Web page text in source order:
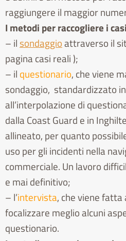
raggiungere il maggior
I metodi per raccogliere i
– il sondaggioattraverso il
pagina casi reali );
– il questionario, che viene
sondaggio, standardizzato
all’interpolazione di
dalla Coast Guard e in
allineato, per quanto
uso per gli incidenti nella
commerciale. Un lavoro
e mai definitivo;
– l’intervista, che viene
focalizzare meglio alcuni
questionario.